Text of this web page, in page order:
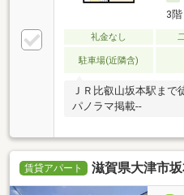
3
礼金なし
駐車場(近隣含)
ＪＲ比叡山坂本駅まで
パノラマ掲載--
賃貸アパート 滋賀県大津市